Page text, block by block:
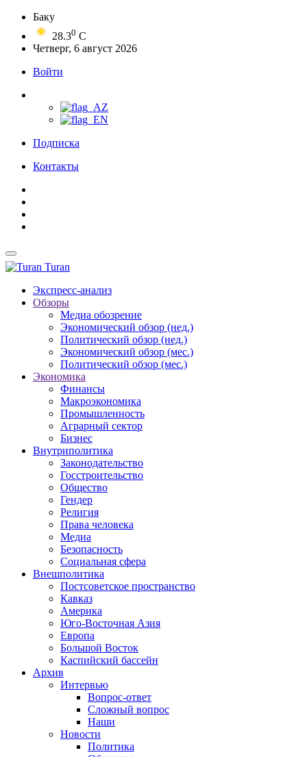
Баку
28.30 C
Четверг, 6 август 2026
Войти
Подписка
Контакты
Turan
Экспресс-анализ
Обзоры
Медиа обозрение
Экономический обзор (нед.)
Политический обзор (нед.)
Экономический обзор (мес.)
Политический обзор (мес.)
Экономика
Финансы
Макроэкономика
Промышленность
Аграрный сектор
Бизнес
Внутриполитика
Законодательство
Госстроительство
Общество
Гендер
Религия
Права человека
Медиа
Безопасность
Социальная сфера
Внешполитика
Постсоветское пространство
Кавказ
Америка
Юго-Восточная Азия
Европа
Большой Восток
Каспийский бассейн
Архив
Интервью
Вопрос-ответ
Сложный вопрос
Наши
Новости
Политика